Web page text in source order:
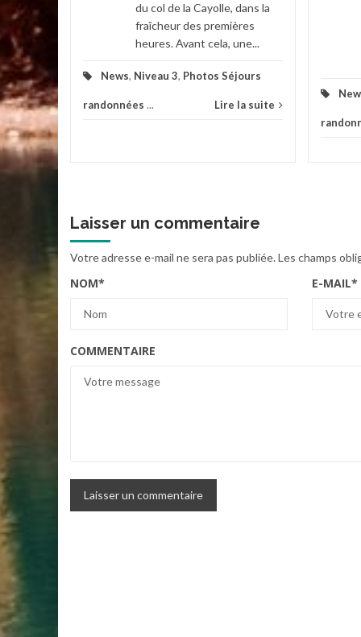
suite
du col de la Cayolle, dans la
fraîcheur des premières
heures. Avant cela, une...
News, Niveau 3, Photos Séjours
randonnées ... Lire la suite
Laisser un commentaire
Votre adresse e-mail ne sera pas publiée.Les champs
NOM* E-MAIL*
COMMENTAIRE